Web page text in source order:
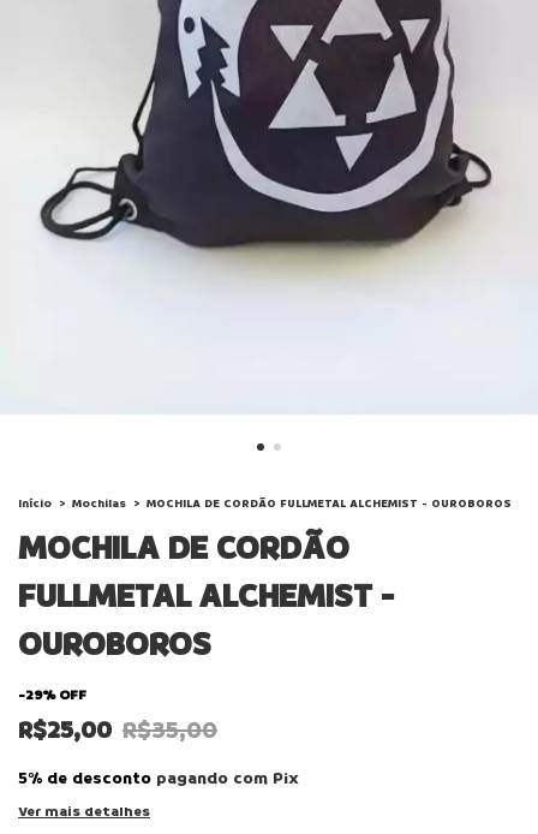
Início > Mochilas > MOCHILA DE CORDÃO FULLMETAL ALCHEMIST - OUROBOROS
MOCHILA DE CORDÃO
FULLMETAL ALCHEMIST -
OUROBOROS
-29%OFF
R$25,00 R$35,00
5% de desconto pagando com Pix
Ver mais detalhes